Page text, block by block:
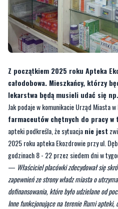
Z początkiem 2025 roku Apteka
całodobowa. Mieszkańcy, którzy
lekarstwa będą musieli udać się
Jak podaje w komunikacie Urząd Miasta
farmaceutów chętnych do pracy w
apteki podkreśla, że sytuacjanie jest
2025 roku apteka Ekozdrowie przy ul.
godzinach 8 - 22 przez siedem dni w
— Właściciel placówki zdecydował się
zapewnień ze strony władz miasta o
dofinansowania, które było udzielane od
Inne funkcjonujące na terenie Rumi apteki,